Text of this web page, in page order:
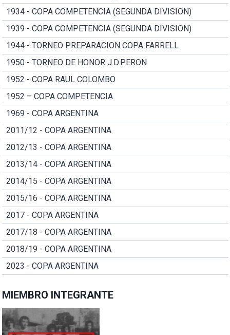
1934 - COPA COMPETENCIA (SEGUNDA DIVISION)
1939 - COPA COMPETENCIA (SEGUNDA DIVISION)
1944 - TORNEO PREPARACION COPA FARRELL
1950 - TORNEO DE HONOR J.D.PERON
1952 - COPA RAUL COLOMBO
1952 – COPA COMPETENCIA
1969 - COPA ARGENTINA
2011/12 - COPA ARGENTINA
2012/13 - COPA ARGENTINA
2013/14 - COPA ARGENTINA
2014/15 - COPA ARGENTINA
2015/16 - COPA ARGENTINA
2017 - COPA ARGENTINA
2017/18 - COPA ARGENTINA
2018/19 - COPA ARGENTINA
2023 - COPA ARGENTINA
MIEMBRO INTEGRANTE